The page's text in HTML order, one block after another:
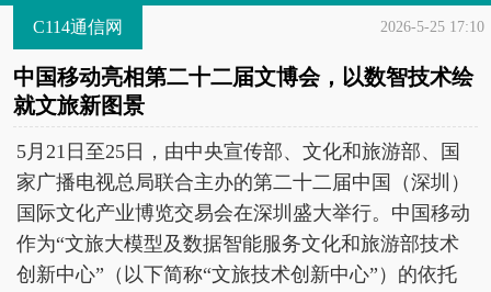
C114通信网 2026-5-25 17:10
中国移动亮相第二十二届文博会，以数智技术绘
就文旅新图景
5月21日至25日，由中央宣传部、文化和旅游部、国
家广播电视总局联合主办的第二十二届中国（深圳）
国际文化产业博览交易会在深圳盛大举行。中国移动
作为“文旅大模型及数据智能服务文化和旅游部技术
创新中心”（以下简称“文旅技术创新中心”）的依托